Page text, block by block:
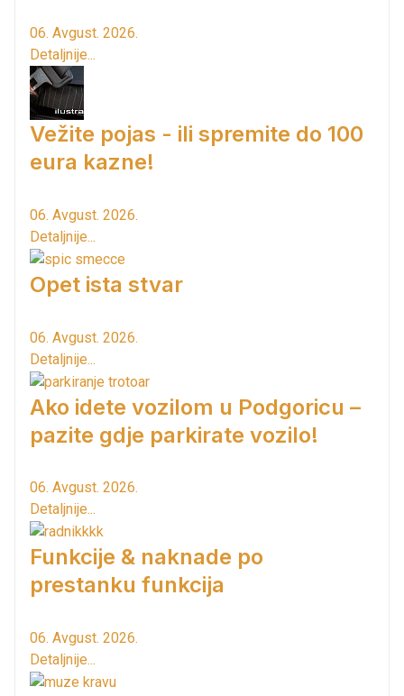
06. Avgust. 2026.
Detaljnije...
Vežite pojas - ili spremite do 100
eura kazne!
06. Avgust. 2026.
Detaljnije...
Opet ista stvar
06. Avgust. 2026.
Detaljnije...
Ako idete vozilom u Podgoricu –
pazite gdje parkirate vozilo!
06. Avgust. 2026.
Detaljnije...
Funkcije & naknade po
prestanku funkcija
06. Avgust. 2026.
Detaljnije...